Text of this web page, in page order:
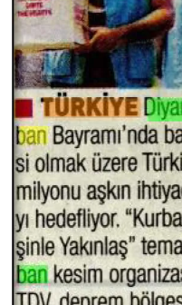
Kahramanmaraş
Karabük
Karaman
Kars Müftülüğü
Kastamonu
Kayseri
Kilis Müftülüğü